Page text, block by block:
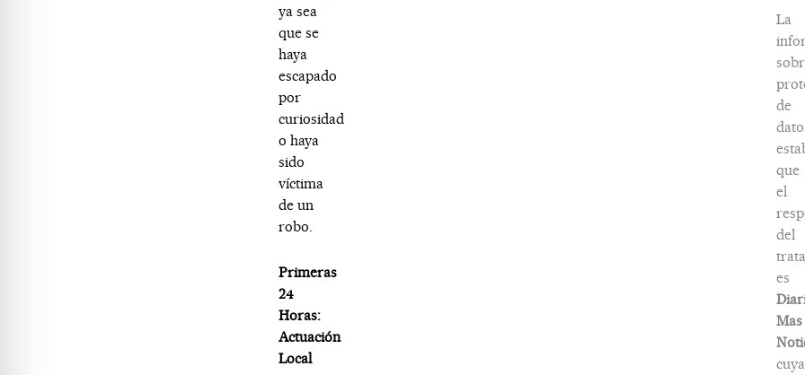
ya sea
que se
haya
escapado
por
curiosidad
o haya
sido
víctima
de un
robo.
Primeras
24
Horas:
Actuación
Local
La
de
que
el
del
es
Mas
cuya